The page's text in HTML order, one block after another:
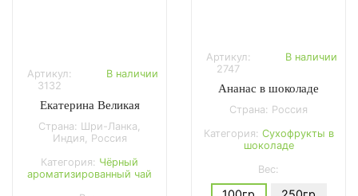
Артикул:
3132
В наличии
Екатерина Великая
Страна: Шри-Ланка,
Индия, Россия
Категория: Чёрный
ароматизированный чай
Артикул:
2747
В наличии
Ананас в шоколаде
Страна: Россия
Категория: Сухофрукты в
шоколаде
Вес: